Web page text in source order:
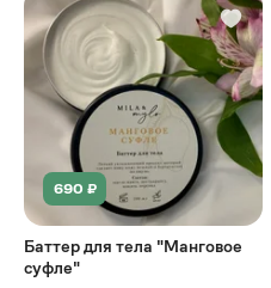
690 ₽
Баттер для тела "Манговое
суфле"